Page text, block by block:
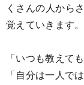
くさんの人から
覚えていきます。
「いつも教えて
「自分は一人で